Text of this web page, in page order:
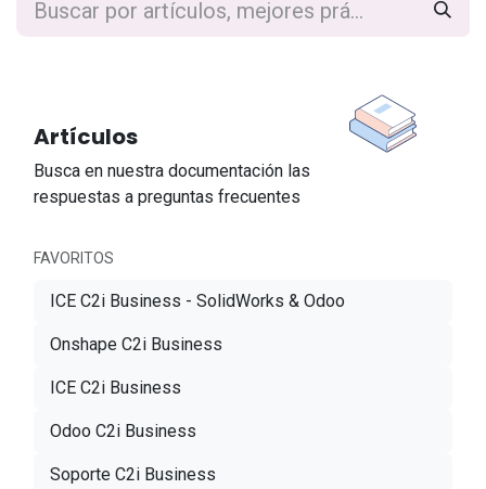
Artículos
Busca en nuestra documentación las
respuestas a preguntas frecuentes
FAVORITOS
ICE C2i Business - SolidWorks & Odoo
Onshape C2i Business
ICE C2i Business
Odoo C2i Business
Soporte C2i Business